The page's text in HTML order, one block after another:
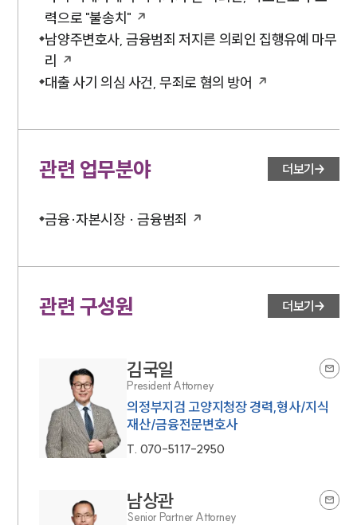
력으로 "불송치"
남양주변호사, 금융범죄 저지른 의뢰인 집행유예 마무
리
대출 사기 의심 사건, 무죄로 혐의 방어
관련 업무분야 더보기
금융·자본시장 · 금융범죄
관련 구성원 더보기
김국일
President Attorney
의정부지검 고양지청장 경력,형사/지식
재산/금융전문변호사
T. 070-5117-2950
남상관
Senior Partner Attorney